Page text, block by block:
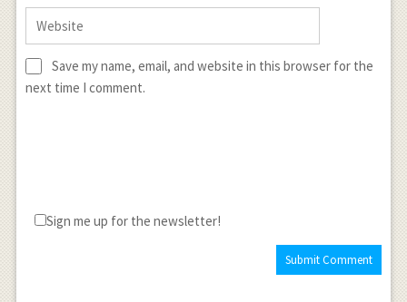
Save my name, email, and website in this browser for the
next time I comment.
Sign me up for the newsletter!